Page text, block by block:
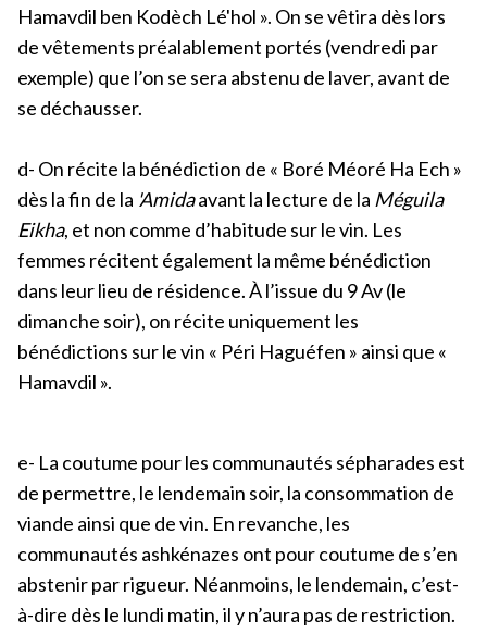
Hamavdil ben Kodèch Lé'hol ». On se vêtira dès lors
de vêtements préalablement portés (vendredi par
exemple) que l’on se sera abstenu de laver, avant de
se déchausser.
d- On récite la bénédiction de « Boré Méoré Ha Ech »
dès la fin de la 'Amidaavant la lecture de la Méguila
Eikha, et non comme d’habitude sur le vin. Les
femmes récitent également la même bénédiction
dans leur lieu de résidence. À l’issue du 9 Av (le
dimanche soir), on récite uniquement les
bénédictions sur le vin « Péri Haguéfen » ainsi que «
Hamavdil ».
e- La coutume pour les communautés sépharades est
de permettre, le lendemain soir, la consommation de
viande ainsi que de vin. En revanche, les
communautés ashkénazes ont pour coutume de s’en
abstenir par rigueur. Néanmoins, le lendemain, c’est-
à-dire dès le lundi matin, il y n’aura pas de restriction.